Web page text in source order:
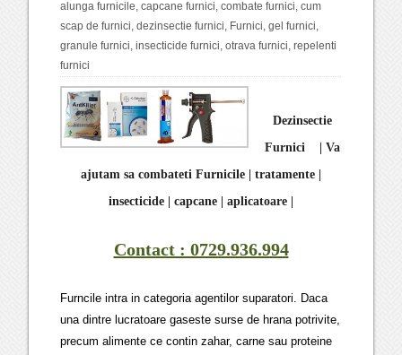
alunga furnicile,capcane furnici,combate furnici,cum
scap de furnici,dezinsectie furnici, Furnici,gel furnici,
granule furnici,insecticide furnici,otrava furnici,repelenti
furnici
Dezinsectie
Furnici | Va
ajutam sa combateti Furnicile | tratamente |
insecticide | capcane | aplicatoare |
Contact : 0729.936.994
Furncile intra in categoria agentilor suparatori. Daca
una dintre lucratoare gaseste surse de hrana potrivite,
precum alimente ce contin zahar, carne sau proteine